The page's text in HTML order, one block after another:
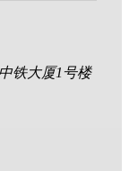
铁大厦1号楼